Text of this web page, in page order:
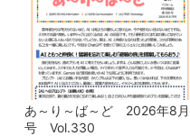
あ～り～ば～ど 2026年8月
号 Vol.330